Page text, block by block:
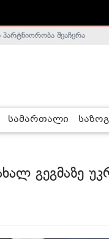
- ჰელსინკის
შეაჩერა
სამართალი
გეგმაზე